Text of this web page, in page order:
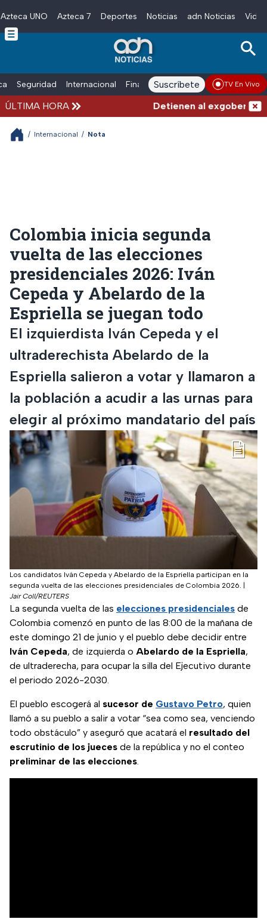
Skip to main content
Azteca UNO Azteca 7 Deportes Noticias adn Noticias
Seguridad Internacional Finanzas adn Noticias Radio
Suscríbete TV En Vivo
ÚLTIMA HORA Detienen al
/ Internacional / Nota
Colombia inicia segunda
vuelta de las elecciones
presidenciales 2026: Iván
Cepeda y Abelardo de la
Espriella se juegan todo
El izquierdista Iván Cepeda y el
ultraderechista Abelardo de la
Espriella salieron a votar y llamaron a
la población a acudir a las urnas para
elegir al próximo mandatario del país
Los candidatos Iván Cepeda y Abelardo de la Espriella participan en la
segunda vuelta de las elecciones presidenciales de Colombia 2026.
Jair Coll/REUTERS
La segunda vuelta de las elecciones presidenciales de
Colombia comenzó en punto de las 8:00 de la mañana de
este domingo 21 de junio y el pueblo debe decidir entre
Iván Cepeda, de izquierda o Abelardo de la Espriella,
de ultraderecha, para ocupar la silla del Ejecutivo durante
el periodo 2026-2030.
El pueblo escogerá al sucesor de Gustavo Petro, quien
llamó a su pueblo a salir a votar “sea como sea, venciendo
todo obstáculo” y aseguró que acatará el resultado del
escrutinio de los jueces de la república y no el conteo
preliminar de las elecciones.